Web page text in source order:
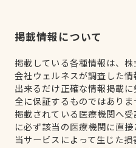
掲載情報について
掲載している各種情報は、
会社ウェルネスが調査した情
出来るだけ正確な情報掲載
全に保証するものではありま
掲載されている医療機関へ
に必ず該当の医療機関に直接
当サービスによって生じた